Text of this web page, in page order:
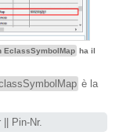
EclassSymbolMap ha il
è la
Pin-Nr.